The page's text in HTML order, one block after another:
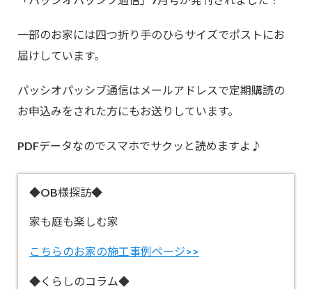
一部のお家には四つ折り手のひらサイズでポストにお
届けしています。
パッシオパッシブ通信はメールアドレスで定期購読の
お申込みをされた方にもお送りしています。
PDFデータなのでスマホでサクッと読めますよ♪
◆OB様探訪◆
家も庭も楽しむ家
こちらのお家の施工事例ページ>>
◆くらしのコラム◆